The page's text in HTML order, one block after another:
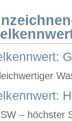
– höchster